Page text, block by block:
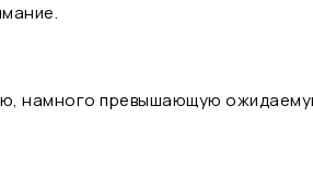
намного превышающую